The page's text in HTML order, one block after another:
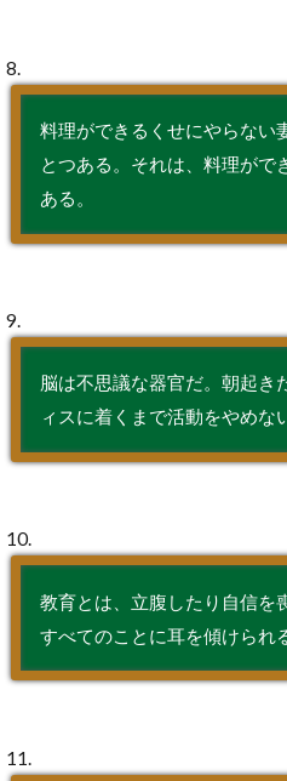
8.
料理ができるくせにやらない
とつある。それは、料理がで
ある。
9.
脳は不思議な器官だ。朝起き
ィスに着くまで活動をやめな
10.
教育とは、立腹したり自信を
すべてのことに耳を傾けられ
11.